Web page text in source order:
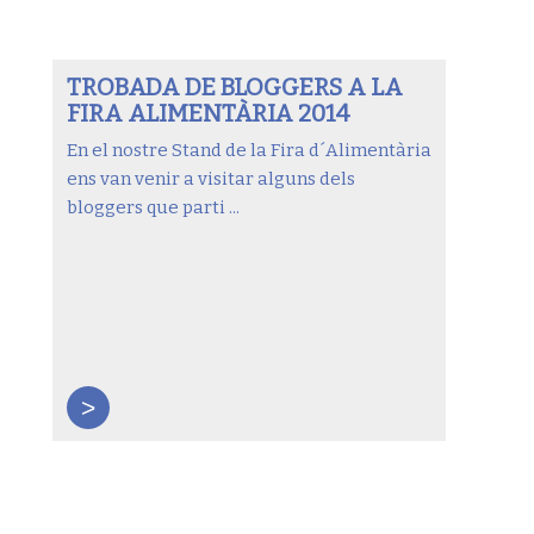
TROBADA DE BLOGGERS A LA
FIRA ALIMENTÀRIA 2014
En el nostre Stand de la Fira d´Alimentària
ens van venir a visitar alguns dels
bloggers que parti ...
>